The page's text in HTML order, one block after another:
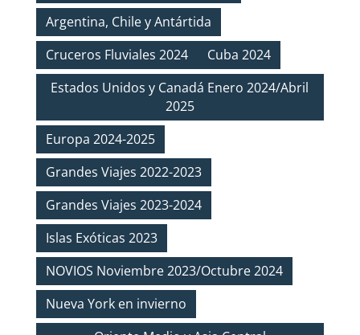
Argentina, Chile y Antártida
Cruceros Fluviales 2024
Cuba 2024
Estados Unidos y Canadá Enero 2024/Abril
2025
Europa 2024-2025
Grandes Viajes 2022-2023
Grandes Viajes 2023-2024
Islas Exóticas 2023
NOVIOS Noviembre 2023/Octubre 2024
Nueva York en invierno